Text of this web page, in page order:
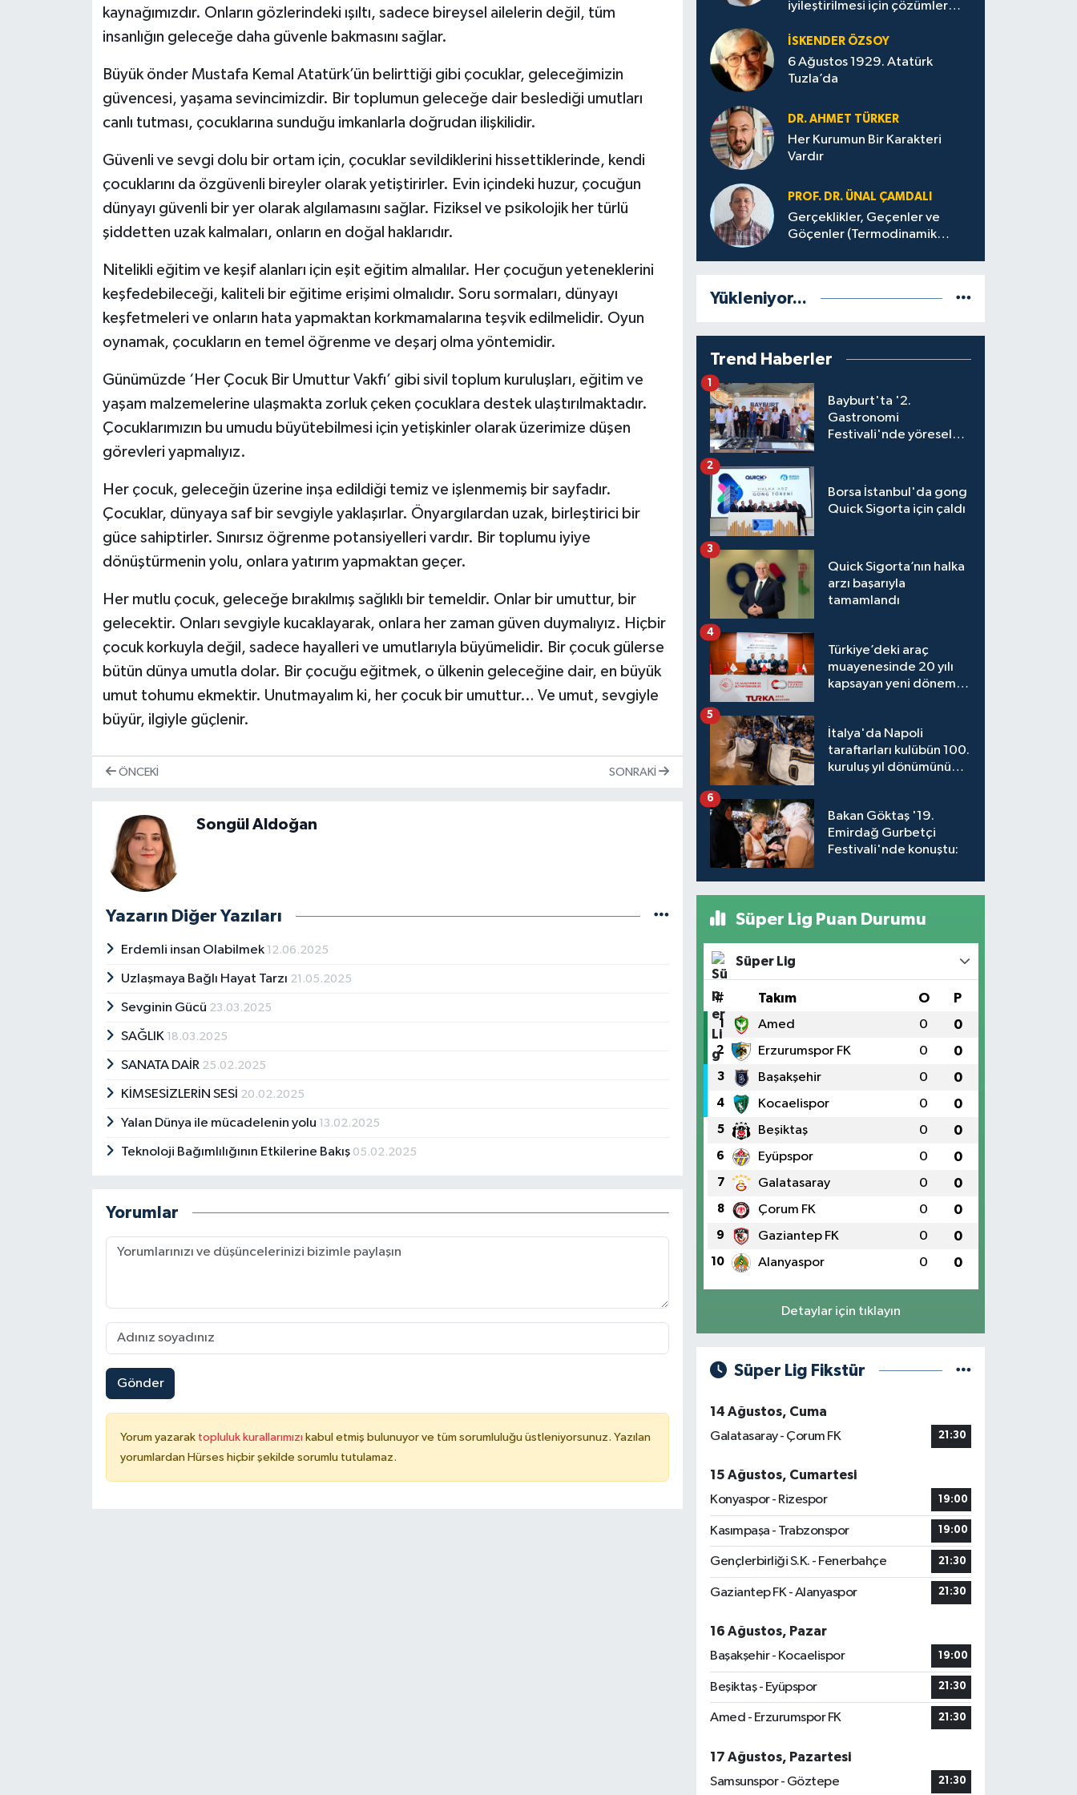
kaynağımızdır. Onların gözlerindeki ışıltı, sadece bireysel ailelerin değil, tüm
insanlığın geleceğe daha güvenle bakmasını sağlar.
Büyük önder Mustafa Kemal Atatürk’ün belirttiği gibi çocuklar, geleceğimizin
güvencesi, yaşama sevincimizdir. Bir toplumun geleceğe dair beslediği umutları
canlı tutması, çocuklarına sunduğu imkanlarla doğrudan ilişkilidir.
Güvenli ve sevgi dolu bir ortam için, çocuklar sevildiklerini hissettiklerinde, kendi
çocuklarını da özgüvenli bireyler olarak yetiştirirler. Evin içindeki huzur, çocuğun
dünyayı güvenli bir yer olarak algılamasını sağlar. Fiziksel ve psikolojik her türlü
şiddetten uzak kalmaları, onların en doğal haklarıdır.
Nitelikli eğitim ve keşif alanları için eşit eğitim almalılar. Her çocuğun yeteneklerini
keşfedebileceği, kaliteli bir eğitime erişimi olmalıdır. Soru sormaları, dünyayı
keşfetmeleri ve onların hata yapmaktan korkmamalarına teşvik edilmelidir. Oyun
oynamak, çocukların en temel öğrenme ve deşarj olma yöntemidir.
Günümüzde ‘Her Çocuk Bir Umuttur Vakfı’ gibi sivil toplum kuruluşları, eğitim ve
yaşam malzemelerine ulaşmakta zorluk çeken çocuklara destek ulaştırılmaktadır.
Çocuklarımızın bu umudu büyütebilmesi için yetişkinler olarak üzerimize düşen
görevleri yapmalıyız.
Her çocuk, geleceğin üzerine inşa edildiği temiz ve işlenmemiş bir sayfadır.
Çocuklar, dünyaya saf bir sevgiyle yaklaşırlar. Önyargılardan uzak, birleştirici bir
güce sahiptirler. Sınırsız öğrenme potansiyelleri vardır. Bir toplumu iyiye
dönüştürmenin yolu, onlara yatırım yapmaktan geçer.
Her mutlu çocuk, geleceğe bırakılmış sağlıklı bir temeldir. Onlar bir umuttur, bir
gelecektir. Onları sevgiyle kucaklayarak, onlara her zaman güven duymalıyız. Hiçbir
çocuk korkuyla değil, sadece hayalleri ve umutlarıyla büyümelidir. Bir çocuk gülerse
bütün dünya umutla dolar. Bir çocuğu eğitmek, o ülkenin geleceğine dair, en büyük
umut tohumu ekmektir. Unutmayalım ki, her çocuk bir umuttur… Ve umut, sevgiyle
büyür, ilgiyle güçlenir.
ÖNCEKI SONRAKI
Songül Aldoğan
Yazarın Diğer Yazıları
Erdemli insan Olabilmek 12.06.2025
Uzlaşmaya Bağlı Hayat Tarzı 21.05.2025
Sevginin Gücü 23.03.2025
SAĞLIK 18.03.2025
SANATA DAİR 25.02.2025
KİMSESİZLERİN SESİ 20.02.2025
Yalan Dünya ile mücadelenin yolu 13.02.2025
Teknoloji Bağımlılığının Etkilerine Bakış 05.02.2025
Yorumlar
Gönder
Yorum yazarak topluluk kurallarımızı kabul etmiş bulunuyor ve tüm sorumluluğu üstleniyorsunuz. Yazılan
yorumlardan Hürses hiçbir şekilde sorumlu tutulamaz.
iyileştirilmesi için çözümler
İSKENDER ÖZSOY
6 Ağustos 1929. Atatürk
Tuzla’da
DR. AHMET TÜRKER
Her Kurumun Bir Karakteri
Vardır
PROF. DR. ÜNAL ÇAMDALI
Gerçeklikler, Geçenler ve
Göçenler (Termodinamik
Yükleniyor...
Trend Haberler
Bayburt'ta '2.
Gastronomi
Festivali'nde yöresel
1
Borsa İstanbul'da gong
Quick Sigorta için çaldı
2
Quick Sigorta’nın halka
arzı başarıyla
tamamlandı
3
Türkiye’deki araç
muayenesinde 20 yılı
kapsayan yeni dönem
4
İtalya'da Napoli
taraftarları kulübün 100.
kuruluş yıl dönümünü
5
Bakan Göktaş '19.
Emirdağ Gurbetçi
Festivali'nde konuştu:
6
Süper Lig Puan Durumu
Süper Lig
# Takım O P
1 Amed 0 0
2 Erzurumspor FK 0 0
3 Başakşehir 0 0
4 Kocaelispor 0 0
5 Beşiktaş 0 0
6 Eyüpspor 0 0
7 Galatasaray 0 0
8 Çorum FK 0 0
9 Gaziantep FK 0 0
10 Alanyaspor 0 0
Detaylar için tıklayın
Süper Lig Fikstür
14 Ağustos, Cuma
Galatasaray - Çorum FK
21:30
15 Ağustos, Cumartesi
Konyaspor - Rizespor
19:00
Kasımpaşa - Trabzonspor 19:00
Gençlerbirliği S.K. - Fenerbahçe 21:30
Gaziantep FK - Alanyaspor 21:30
16 Ağustos, Pazar
Başakşehir - Kocaelispor
19:00
Beşiktaş - Eyüpspor 21:30
Amed - Erzurumspor FK 21:30
17 Ağustos, Pazartesi
Samsunspor - Göztepe
21:30